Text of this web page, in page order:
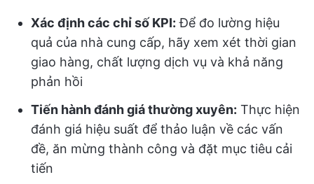
Xác định các chỉ số KPI: Để đo lường hiệu
quả của nhà cung cấp, hãy xem xét thời gian
giao hàng, chất lượng dịch vụ và khả năng
phản hồi
Tiến hành đánh giá thường xuyên: Thực hiện
đánh giá hiệu suất để thảo luận về các vấn
đề, ăn mừng thành công và đặt mục tiêu cải
tiến